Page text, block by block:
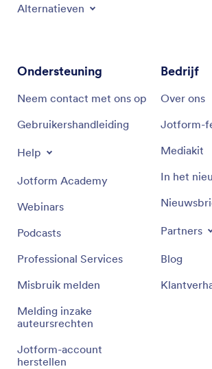
Alternatieven
Ondersteuning
Neem contact met ons op
Gebruikershandleiding
Help
Jotform Academy
Webinars
Podcasts
Professional Services
Misbruik melden
Melding inzake
auteursrechten
Jotform-account
herstellen
Bedrijf
Over ons
Jotform-
Mediakit
In het
Partners
Blog